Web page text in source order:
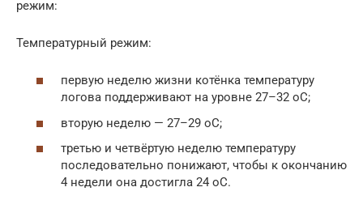
режим:
Температурный режим:
первую неделю жизни котёнка температуру
логова поддерживают на уровне 27–32 оС;
вторую неделю — 27–29 оС;
третью и четвёртую неделю температуру
последовательно понижают, чтобы к окончанию
4 недели она достигла 24 оС.